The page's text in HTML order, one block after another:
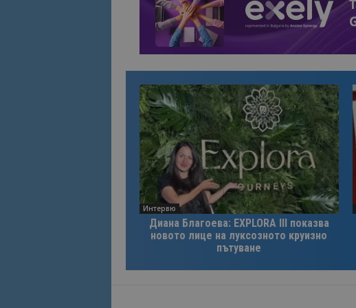
Интервю
Диана Благоева: EXPLORA III показва
новото лице на луксозното круизно
пътуване